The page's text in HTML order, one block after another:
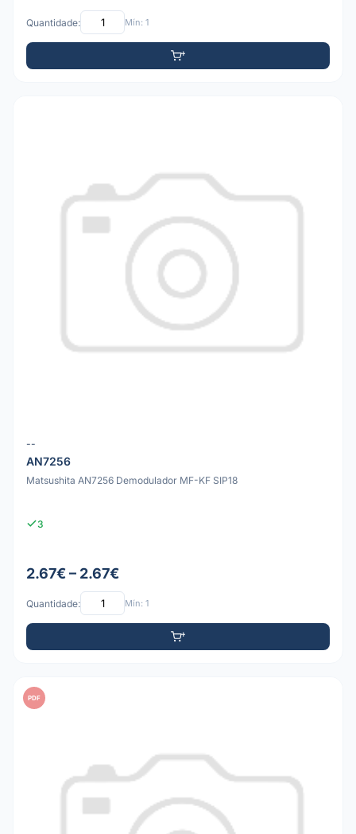
Quantidade: Mín: 1
--
AN7256
Matsushita AN7256 Demodulador MF-KF SIP18
3
2.67€ – 2.67€
Quantidade: Mín: 1
PDF